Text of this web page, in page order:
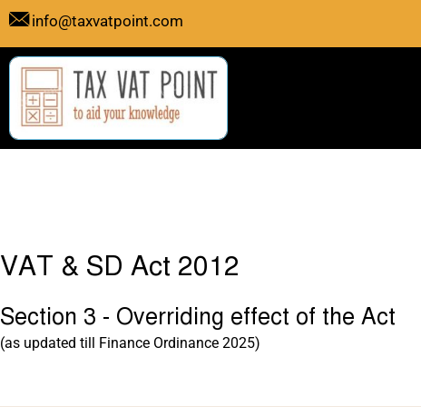
Skip
content
info@taxvatpoint.com
VAT & SD Act 2012
Section 3 - Overriding effect of the Act
(as updated till Finance Ordinance 2025)